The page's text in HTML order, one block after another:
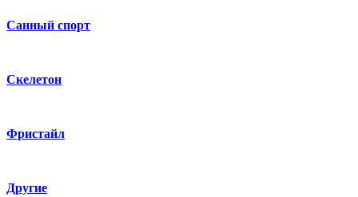
Санный спорт
Скелетон
Фристайл
Другие